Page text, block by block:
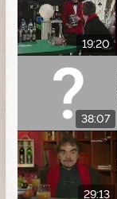
19:20
38:07
29:13